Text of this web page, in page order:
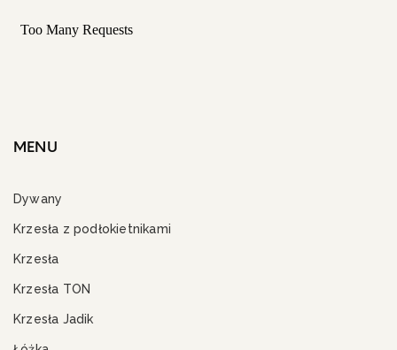
MENU
Dywany
Krzesła z podłokietnikami
Krzesła
Krzesła TON
Krzesła Jadik